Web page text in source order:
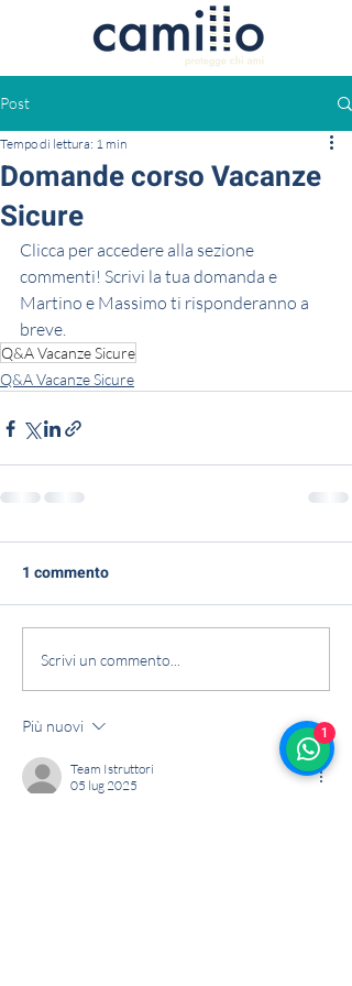
Post
Domande corso Vacanze
Sicure
Tempo di lettura: 1 min
Clicca per accedere alla sezione
commenti! Scrivi la tua domanda e
Martino e Massimo ti risponderanno a
breve.
Q&A Vacanze Sicure
Q&A Vacanze Sicure
1 commento
Scrivi un commento...
Più nuovi
Team Istruttori
05 lug 2025
1